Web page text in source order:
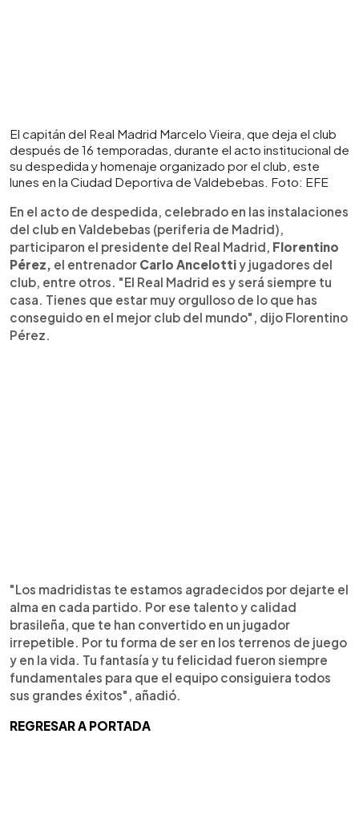
El capitán del Real Madrid Marcelo Vieira, que deja el club
después de 16 temporadas, durante el acto institucional de
su despedida y homenaje organizado por el club, este
lunes en la Ciudad Deportiva de Valdebebas. Foto: EFE
En el acto de despedida, celebrado en las instalaciones
del club en Valdebebas (periferia de Madrid),
participaron el presidente del Real Madrid, Florentino
Pérez, el entrenador Carlo Ancelottiy jugadores del
club, entre otros. "El Real Madrid es y será siempre tu
casa. Tienes que estar muy orgulloso de lo que has
conseguido en el mejor club del mundo", dijo Florentino
Pérez.
"Los madridistas te estamos agradecidos por dejarte el
alma en cada partido. Por ese talento y calidad
brasileña, que te han convertido en un jugador
irrepetible. Por tu forma de ser en los terrenos de juego
y en la vida. Tu fantasía y tu felicidad fueron siempre
fundamentales para que el equipo consiguiera todos
sus grandes éxitos", añadió.
REGRESAR A PORTADA